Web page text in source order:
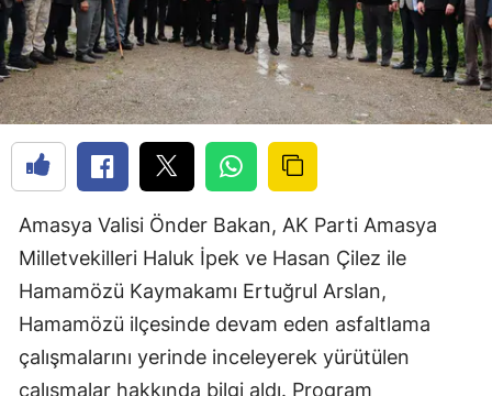
Amasya Valisi Önder Bakan, AK Parti Amasya
Milletvekilleri Haluk İpek ve Hasan Çilez ile
Hamamözü Kaymakamı Ertuğrul Arslan,
Hamamözü ilçesinde devam eden asfaltlama
çalışmalarını yerinde inceleyerek yürütülen
çalışmalar hakkında bilgi aldı. Program